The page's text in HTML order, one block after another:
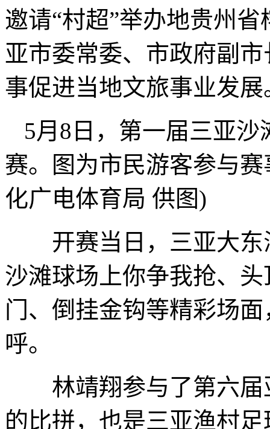
邀请“村超”举办地贵州
亚市委常委、市政府副
事促进当地文旅事业发展
5月8日，第一届三亚
赛。图为市民游客参与
化广电体育局 供图)
开赛当日，三亚大东
沙滩球场上你争我抢、
门、倒挂金钩等精彩场
呼。
林靖翔参与了第六届
的比拼，也是三亚渔村